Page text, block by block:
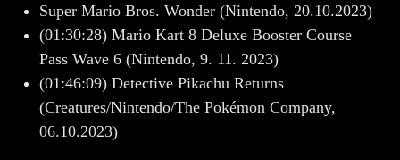
Super Mario Bros. Wonder (Nintendo, 20.10.2023)
(01:30:28) Mario Kart 8 Deluxe Booster Course
Pass Wave 6 (Nintendo, 9. 11. 2023)
(01:46:09) Detective Pikachu Returns
(Creatures/Nintendo/The Pokémon Company,
06.10.2023)